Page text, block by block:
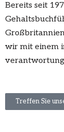
Bereits seit
wir mit einem
Treffen Sie